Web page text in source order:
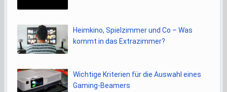
Heimkino, Spielzimmer und Co – Was
kommt in das Extrazimmer?
Wichtige Kriterien für die Auswahl eines
Gaming-Beamers